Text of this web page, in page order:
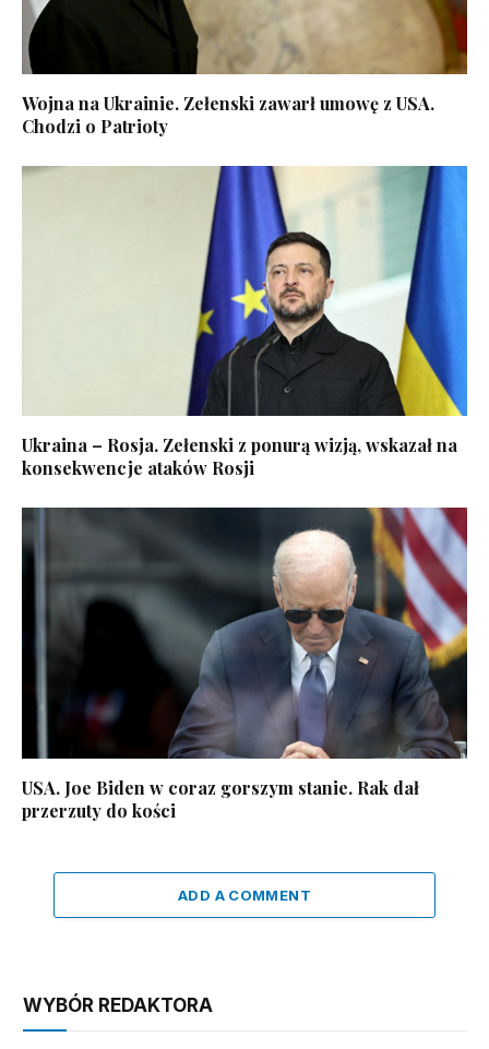
Wojna na Ukrainie. Zełenski zawarł umowę z USA.
Chodzi o Patrioty
Ukraina – Rosja. Zełenski z ponurą wizją, wskazał na
konsekwencje ataków Rosji
USA. Joe Biden w coraz gorszym stanie. Rak dał
przerzuty do kości
ADD A COMMENT
WYBÓR REDAKTORA